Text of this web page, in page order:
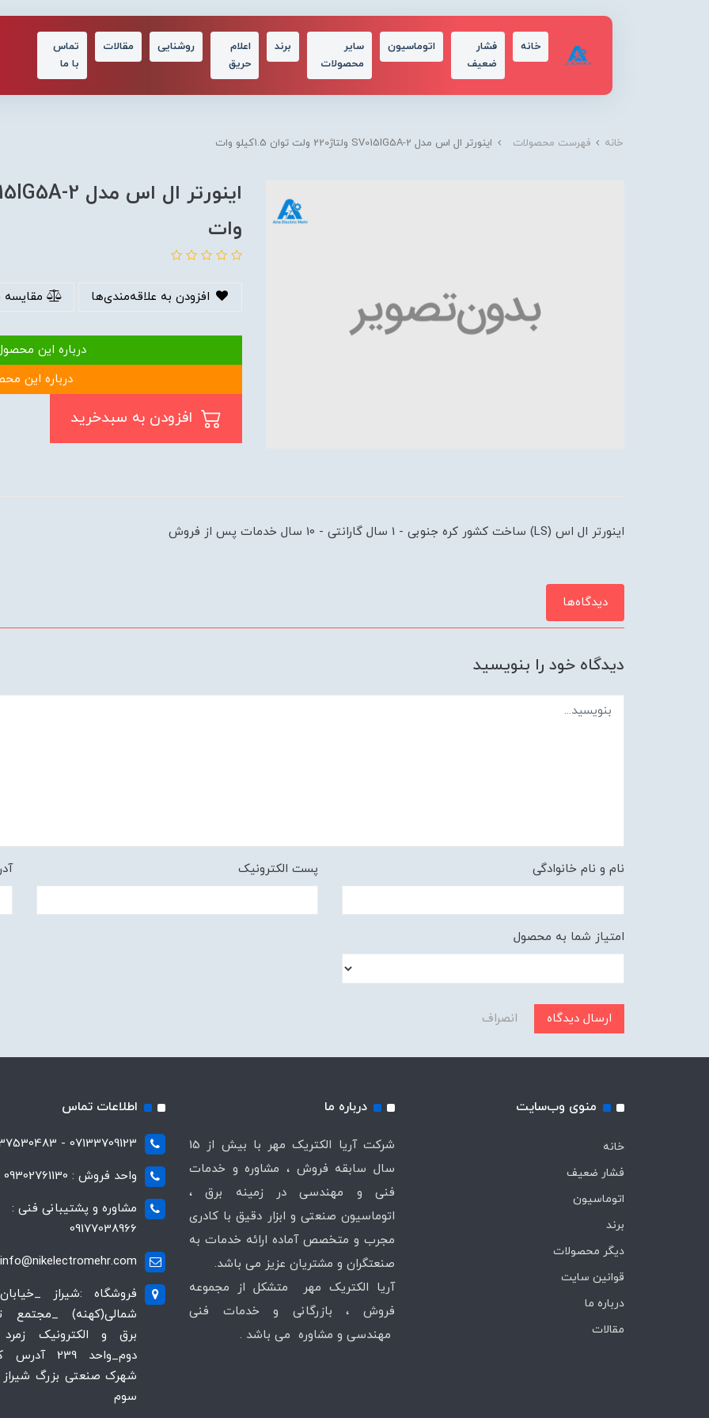
خانه
فشار
ضعیف
اتوماسیون
سایر
محصولات
برند
اعلام
حریق
روشنایی مقالات
تماس
با ما
خانه فهرست محصولات اینورتر ال اس مدل SV015IG5A-2 ولتاژ220 ولت توان 1.5کیلو وات
وات
درباره این
درباره این
اینورتر ال اس (LS) ساخت کشور کره جنوبی - 1 سال گارانتی - 10 سال خدمات پس از فروش
دیدگاه‌ها
دیدگاه خود را بنویسید
نام و نام خانوادگی پست الکترونیک
امتیاز شما به محصول
ارسال دیدگاه انصراف
منوی وب‌سایت
خانه
فشار ضعیف
اتوماسیون
برند
دیگر محصولات
قوانین سایت
درباره ما
مقالات
درباره ما
شرکت آریا الکتریک مهر با بیش از 15
سال سابقه فروش ، مشاوره و خدمات
فنی و مهندسی در زمینه برق ،
اتوماسیون صنعتی و ابزار دقیق با کادری
مجرب و متخصص آماده ارائه خدمات به
صنعتگران و مشتریان عزیز می باشد.
آریا الکتریک مهر متشکل از مجموعه
فروش ، بازرگانی و خدمات فنی
مهندسی و مشاوره می باشد .
اطلاعات تماس
07133709123 - 07137530483
واحد فروش : 09302761130
مشاوره و پشتیبانی فنی :
09177038966
info@nikelectromehr.com
فروشگاه :شیراز
شمالی(کهنه)
برق و الکترونیک
دوم_واحد 239
شهرک صنعتی بزرگ شیراز
سوم